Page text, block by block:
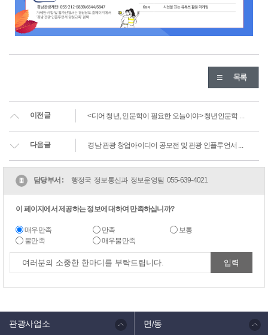
이전글 <디어 청년, 인문학이 필요한 오늘이야> 청년인문학 프로그램 운영 안내
다음글 경남 관광 창업아이디어 공모전 및 관광 인플루언서 양성교육 홍보
담당부서 : 행정국 정보통신과 정보운영팀 055-639-4021
이 페이지에서 제공하는 정보에 대하여 만족하십니까?
매우만족 만족
보통
불만족
매우불만족
관광사업소 면/동